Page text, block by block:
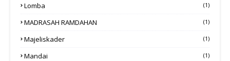
Lomba (1)
MADRASAH RAMDAHAN (1)
Majeliskader (1)
Mandai (1)